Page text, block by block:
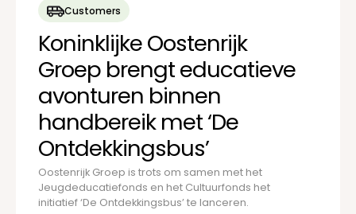
Customers
Koninklijke Oostenrijk
Groep brengt educatieve
avonturen binnen
handbereik met ‘De
Ontdekkingsbus’
Oostenrijk Groep is trots om samen met het
Jeugdeducatiefonds en het Cultuurfonds het
initiatief ‘De Ontdekkingsbus’ te lanceren.